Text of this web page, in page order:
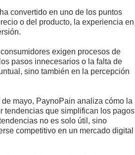
convertido en uno de los puntos
o del producto, la experiencia en
exigen procesos de
pasos innecesarios o la falta de
sino también en la percepción
mayo, PaynoPain analiza cómo la
tendencias que simplifican los pagos
no es solo útil, sino
competitivo en un mercado digital